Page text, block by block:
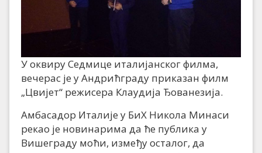
У оквиру Седмице италијанског филма,
вечерас је у Андрићграду приказан филм
„Цвијет“ режисера Клаудија Ђованезија.
Амбасадор Италије у БиХ Никола Минаси
рекао је новинарима да ће публика у
Вишеграду моћи, између осталог, да